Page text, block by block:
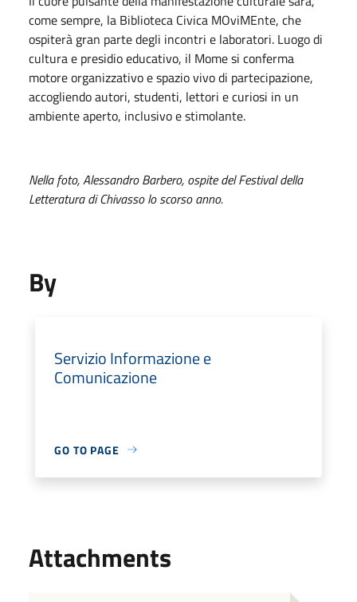
come sempre, la Biblioteca Civica MOviMEnte, che
ospiterà gran parte degli incontri e laboratori. Luogo di
cultura e presidio educativo, il Mome si conferma
motore organizzativo e spazio vivo di partecipazione,
accogliendo autori, studenti, lettori e curiosi in un
ambiente aperto, inclusivo e stimolante.
Nella foto, Alessandro Barbero, ospite del Festival della
Letteratura di Chivasso lo scorso anno.
By
Servizio Informazione e
Comunicazione
GO TO PAGE
Attachments